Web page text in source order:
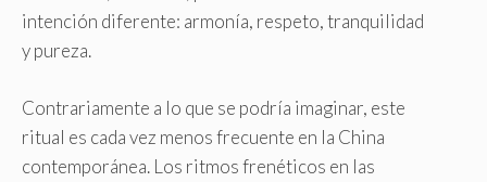
intención diferente: armonía, respeto, tranquilidad
y pureza.
Contrariamente a lo que se podría imaginar, este
ritual es cada vez menos frecuente en la China
contemporánea. Los ritmos frenéticos en las